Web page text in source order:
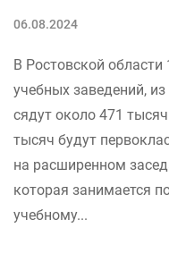
06.08.2024
В Ростовской
учебных заведений,
сядут около 471
тысяч будут
на расширенном
которая занимается
учебному...